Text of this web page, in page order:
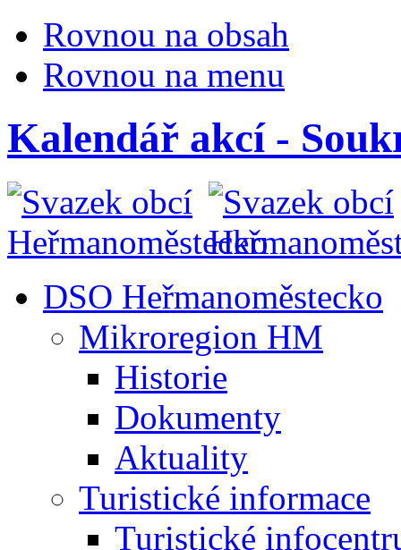
Rovnou na obsah
Rovnou na menu
Kalendář akcí -
DSO Heřmanoměstecko
Mikroregion HM
Historie
Dokumenty
Aktuality
Turistické informace
Turistické